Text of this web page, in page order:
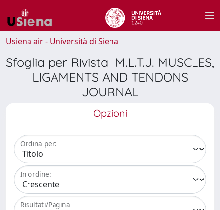
Usiena air - Università di Siena
Sfoglia per Rivista M.L.T.J. MUSCLES,
LIGAMENTS AND TENDONS
JOURNAL
Opzioni
Ordina per:
In ordine:
Risultati/Pagina